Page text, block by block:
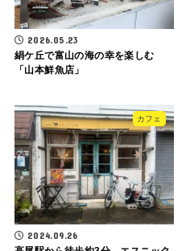
2026.05.23
絹ケ丘で富山の海の幸を楽しむ
「山本鮮魚店」
カフェ
2024.09.26